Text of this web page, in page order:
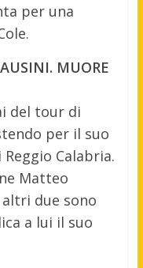
per una
MUORE
del tour di
per il suo
Calabria.
Matteo
due sono
a lui il suo